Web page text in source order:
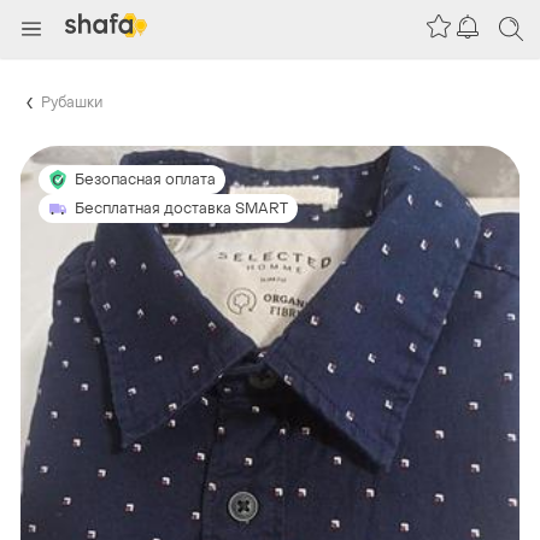
Рубашки
Безопасная оплата
Бесплатная доставка SMART